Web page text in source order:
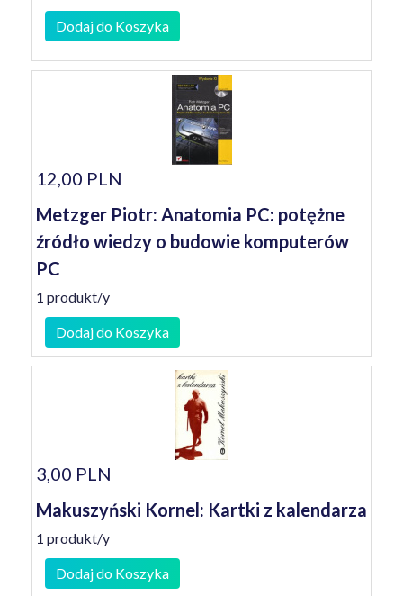
Dodaj do Koszyka
12,00 PLN
Metzger Piotr: Anatomia PC: potężne
źródło wiedzy o budowie komputerów
PC
1 produkt/y
Dodaj do Koszyka
3,00 PLN
Makuszyński Kornel: Kartki z kalendarza
1 produkt/y
Dodaj do Koszyka